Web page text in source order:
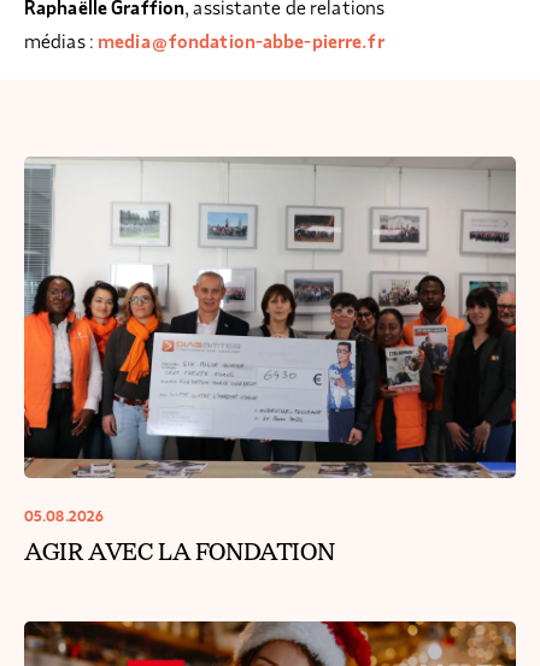
Raphaëlle Graffion, assistante de relations
médias : media@fondation-abbe-pierre.fr
05.08.2026
AGIR AVEC LA FONDATION